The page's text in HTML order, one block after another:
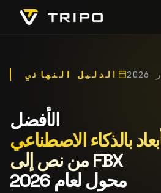
الدليل النهائي
الأفضل
بالذكاء الاصطناعي
من نص إلى FBX
محول لعام 2026